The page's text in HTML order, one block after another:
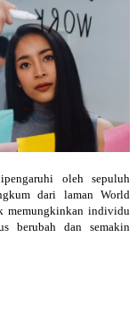
oleh sepuluh
dari laman World
memungkinkan individu
berubah dan semakin